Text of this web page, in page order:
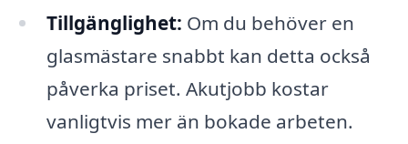
Tillgänglighet: Om du behöver en
glasmästare snabbt kan detta också
påverka priset. Akutjobb kostar
vanligtvis mer än bokade arbeten.